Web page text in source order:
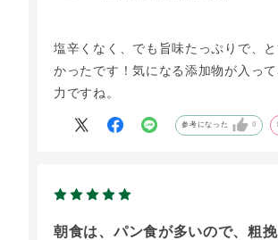
塩辛くなく、でも旨味たっぷりで、
かったです！気になる添加物が入っ
力ですね。
参考になった 0
朝食は、パン食が多いので、粗